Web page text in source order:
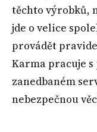
těchto výrobků,
jde o velice
provádět
Karma pracuje
zanedbaném
nebezpečnou